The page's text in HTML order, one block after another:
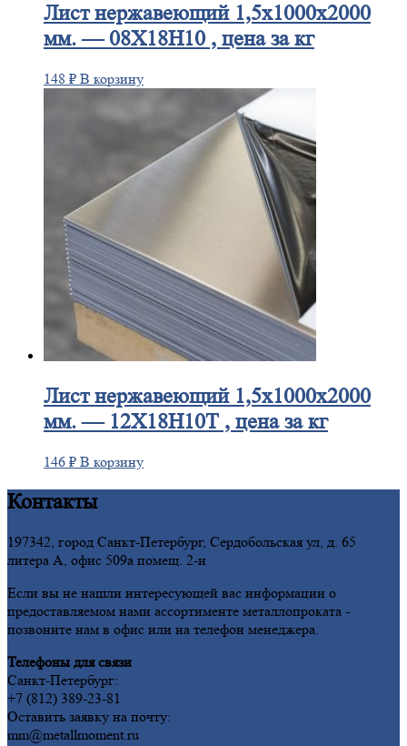
Листнержавеющий 1,5x1000x2000
мм. — 08Х18Н10 , цена за кг
148 ₽ В корзину
Листнержавеющий 1,5x1000x2000
мм. — 12Х18Н10Т , цена за кг
146 ₽ В корзину
Контакты
197342, город Санкт-Петербург, Сердобольская ул, д. 65
литера А, офис 509а помещ. 2-н
Если вы не нашли интересующей вас информации о
предоставляемом нами ассортименте металлопроката -
позвоните нам в офис или на телефон менеджера.
Телефоны для связи
Санкт-Петербург:
+7 (812) 389-23-81
Оставить заявку на почту:
mm@metallmoment.ru